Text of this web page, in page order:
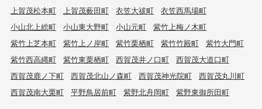
上賀茂松本町
上賀茂薮田町 衣笠大祓町
衣笠西馬場町
小山北上総町
小山東大野町 小山元町
紫竹上梅ノ木町
紫竹上芝本町
紫竹上ノ岸町 紫竹栗栖町 紫竹竹殿町
紫竹大門町
紫竹西高縄町
紫竹東栗栖町 西賀茂井ノ口町
西賀茂大道口町
西賀茂鹿ノ下町
西賀茂北山ノ森町 西賀茂神光院町
西賀茂丸川町
西賀茂南大栗町
平野鳥居前町 紫野北舟岡町 紫野東御所田町